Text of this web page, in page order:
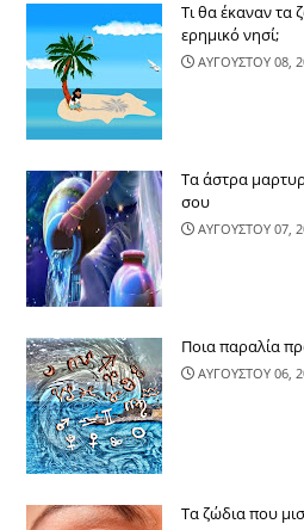
Τι θα έκαναν τα
ερημικό νησί;
ΑΥΓΟΥΣΤΟΥ 08,
Τα άστρα
σου
ΑΥΓΟΥΣΤΟΥ 07,
Ποια παραλία
ΑΥΓΟΥΣΤΟΥ 06,
Τα ζώδια που